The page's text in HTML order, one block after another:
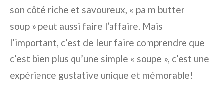
son côté riche et savoureux, « palm butter
soup » peut aussi faire l’affaire. Mais
l’important, c’est de leur faire comprendre que
c’est bien plus qu’une simple « soupe », c’est une
expérience gustative unique et mémorable!